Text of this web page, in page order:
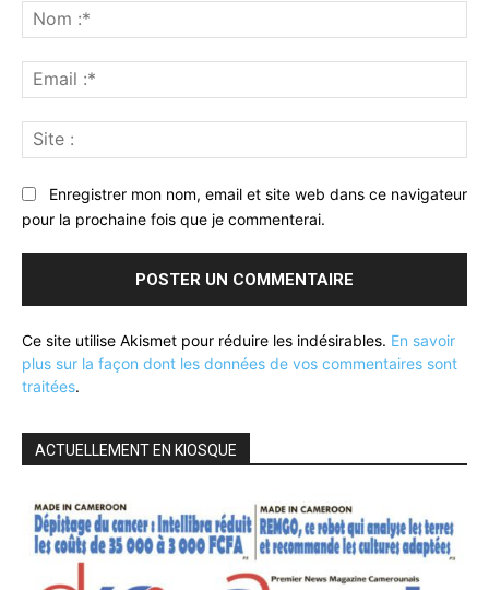
:*
:*
:
Enregistrer mon nom, email et site web dans ce navigateur
pour la prochaine fois que je commenterai.
Ce site utilise Akismet pour réduire les indésirables. En savoir
plus sur la façon dont les données de vos commentaires sont
traitées.
ACTUELLEMENT EN KIOSQUE